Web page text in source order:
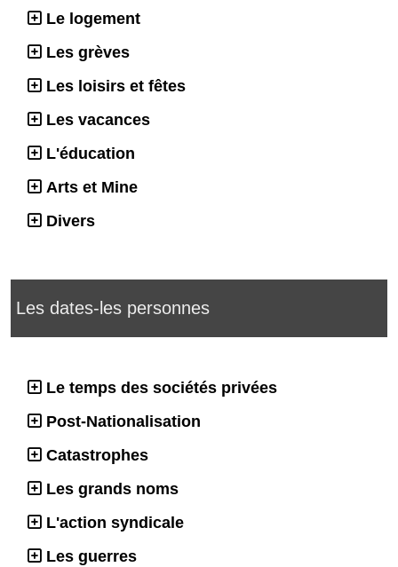
Le logement
Les grèves
Les loisirs et fêtes
Les vacances
L'éducation
Arts et Mine
Divers
Les dates-les personnes
Le temps des sociétés privées
Post-Nationalisation
Catastrophes
Les grands noms
L'action syndicale
Les guerres